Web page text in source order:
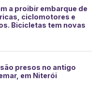
a proibir embarque de
ciclomotores e
Bicicletas tem novas
presos no antigo
em Niterói